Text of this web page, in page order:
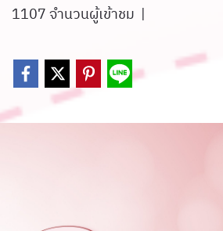
1107 จำนวนผู้เข้าชม |